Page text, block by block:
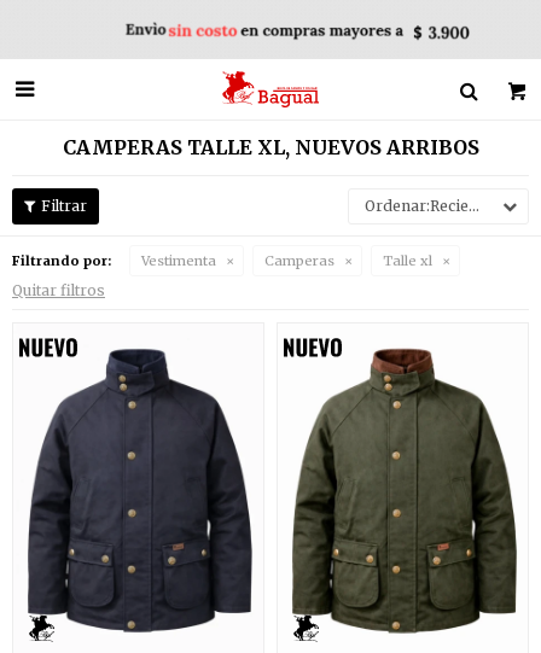

CAMPERAS TALLE XL, NUEVOS ARRIBOS
Recientes
Filtrando por: Vestimenta Camperas Talle xl
Quitar filtros